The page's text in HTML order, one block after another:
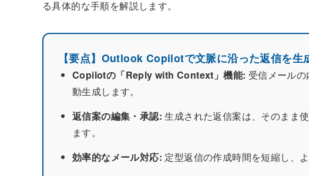
る具体的な手順を解説します。
【要点】Outlook Copilotで文脈に沿った返信を生
Copilotの「Reply with Context」機能: 受信メール
動生成します。
返信案の編集・承認: 生成された返信案は、そのまま
ます。
効率的なメール対応: 定型返信の作成時間を短縮し、